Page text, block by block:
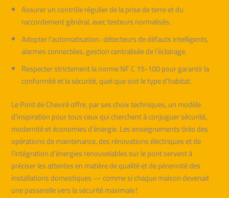
Assurer un contrôle régulier de la prise de terre et du
raccordement général, avec testeurs normalisés.
Adopter l’automatisation : détecteurs de défauts intelligents,
alarmes connectées, gestion centralisée de l’éclairage.
Respecter strictement la norme NF C 15-100 pour garantir la
conformité et la sécurité, quel que soit le type d’habitat.
Le Pont de Cheviré offre, par ses choix techniques, un modèle
d’inspiration pour tous ceux qui cherchent à conjuguer sécurité,
modernité et économies d’énergie. Les enseignements tirés des
opérations de maintenance, des rénovations électriques et de
l’intégration d’énergies renouvelables sur le pont servent à
préciser les attentes en matière de qualité et de pérennité des
installations domestiques — comme si chaque maison devenait
une passerelle vers la sécurité maximale !